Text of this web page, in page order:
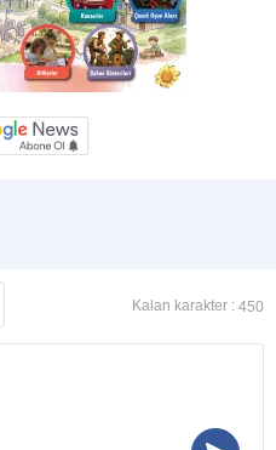
Kalan karakter : 450